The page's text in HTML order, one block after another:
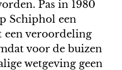
Pas in 1980
Schiphol een
een veroordeling
voor de buizen
wetgeving geen